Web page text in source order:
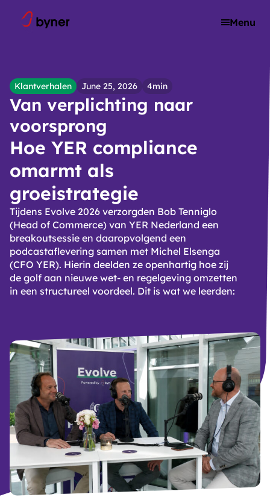
Menu
Klantverhalen June 25, 2026 4min
Van verplichting naar
voorsprong
Hoe YER compliance
omarmt als
groeistrategie
Tijdens Evolve 2026 verzorgden Bob Tenniglo
(Head of Commerce) van YER Nederland een
breakoutsessie en daaropvolgend een
podcastaflevering samen met Michel Elsenga
(CFO YER). Hierin deelden ze openhartig hoe zij
de golf aan nieuwe wet- en regelgeving omzetten
in een structureel voordeel. Dit is wat we leerden: